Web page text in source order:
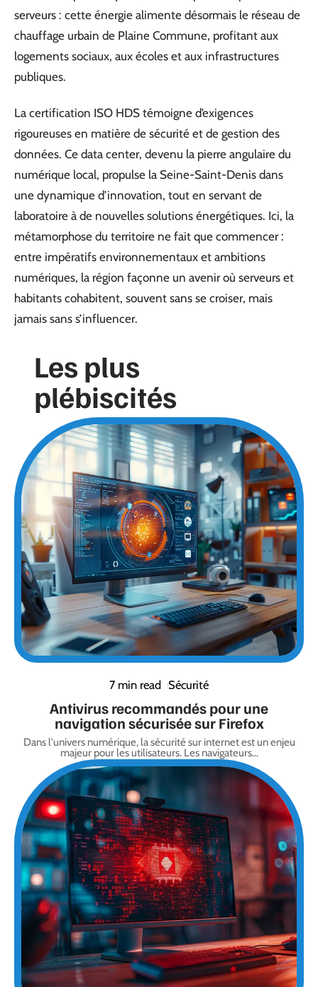
serveurs : cette énergie alimente désormais le réseau de
chauffage urbain de Plaine Commune, profitant aux
logements sociaux, aux écoles et aux infrastructures
publiques.
La certification ISO HDS témoigne d’exigences
rigoureuses en matière de sécurité et de gestion des
données. Ce data center, devenu la pierre angulaire du
numérique local, propulse la Seine-Saint-Denis dans
une dynamique d’innovation, tout en servant de
laboratoire à de nouvelles solutions énergétiques. Ici, la
métamorphose du territoire ne fait que commencer :
entre impératifs environnementaux et ambitions
numériques, la région façonne un avenir où serveurs et
habitants cohabitent, souvent sans se croiser, mais
jamais sans s’influencer.
Les plus
plébiscités
7 min read Sécurité
Antivirus recommandés pour une
navigation sécurisée sur Firefox
Dans l'univers numérique, la sécurité sur internet est un enjeu
majeur pour les utilisateurs. Les navigateurs…